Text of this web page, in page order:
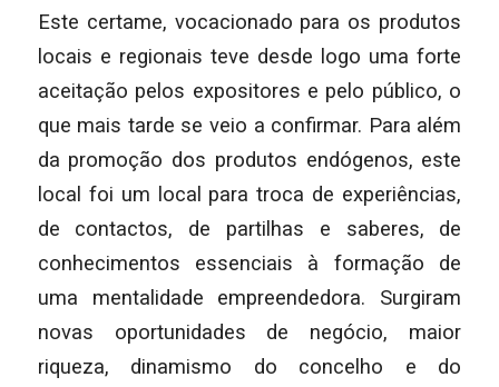
Este certame, vocacionado para os produtos
locais e regionais teve desde logo uma forte
aceitação pelos expositores e pelo público, o
que mais tarde se veio a confirmar. Para além
da promoção dos produtos endógenos, este
local foi um local para troca de experiências,
de contactos, de partilhas e saberes, de
conhecimentos essenciais à formação de
uma mentalidade empreendedora. Surgiram
novas oportunidades de negócio, maior
riqueza, dinamismo do concelho e do